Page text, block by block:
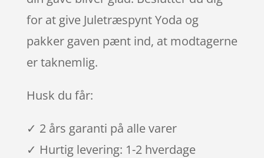
for at give Juletræspynt Yoda og
pakker gaven pænt ind, at modtagerne
er taknemlig.
Husk du får:
✓ 2 års garanti på alle varer
✓ Hurtig levering: 1-2 hverdage